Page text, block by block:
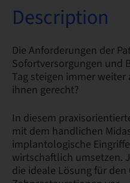
Description
Die Anforderungen der
Sofortversorgungen und
Tag steigen immer
ihnen gerecht?
In diesem
mit dem handlichen
implantologische
wirtschaftlich umsetzen.
die ideale Lösung für den